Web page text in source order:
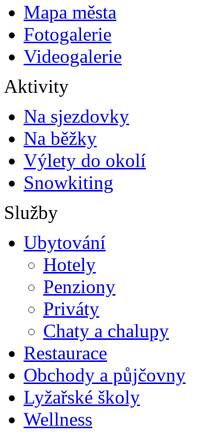
Mapa města
Fotogalerie
Videogalerie
Aktivity
Na sjezdovky
Na běžky
Výlety do okolí
Snowkiting
Služby
Ubytování
Hotely
Penziony
Priváty
Chaty a chalupy
Restaurace
Obchody a půjčovny
Lyžařské školy
Wellness